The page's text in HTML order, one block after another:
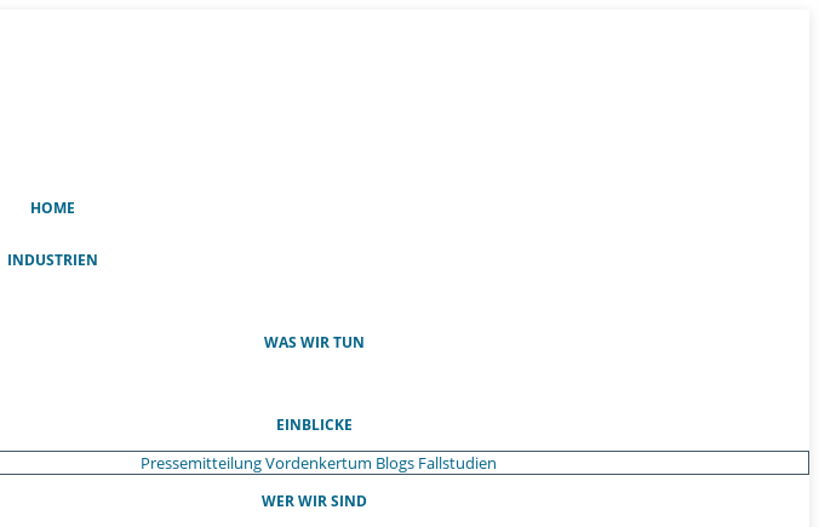
HOME
INDUSTRIEN
WAS WIR TUN
EINBLICKE
PressemitteilungVordenkertum Blogs Fallstudien
WER WIR SIND